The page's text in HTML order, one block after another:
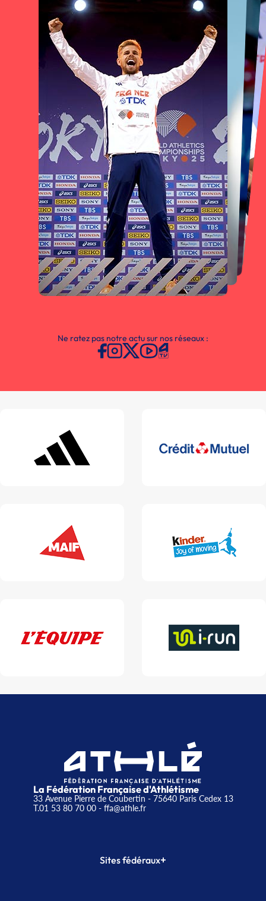
Ne ratez pas notre actu sur nos réseaux :
La Fédération Française d'Athlétisme
33 Avenue Pierre de Coubertin - 75640 Paris Cedex 13
T.01 53 80 70 00- ffa@athle.fr
Sites fédéraux+